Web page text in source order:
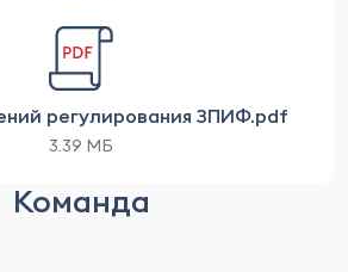
регулирования ЗПИФ.pdf
3.39 МБ
Команда